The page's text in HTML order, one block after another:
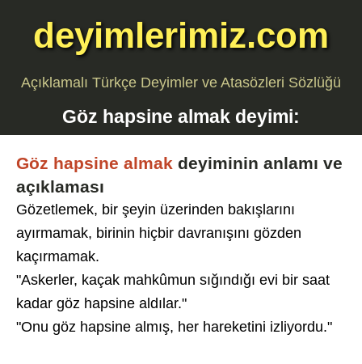
deyimlerimiz.com
Açıklamalı Türkçe Deyimler ve Atasözleri Sözlüğü
Göz hapsine almak deyimi:
Göz hapsine almak deyiminin anlamı ve
açıklaması
Gözetlemek, bir şeyin üzerinden bakışlarını
ayırmamak, birinin hiçbir davranışını gözden
kaçırmamak.
"Askerler, kaçak mahkûmun sığındığı evi bir saat
kadar göz hapsine aldılar."
"Onu göz hapsine almış, her hareketini izliyordu."